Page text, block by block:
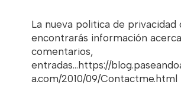
La nueva politica de privacidad
encontrarás información
comentarios,
entradas...https://
a.com/2010/09/Contactme.html